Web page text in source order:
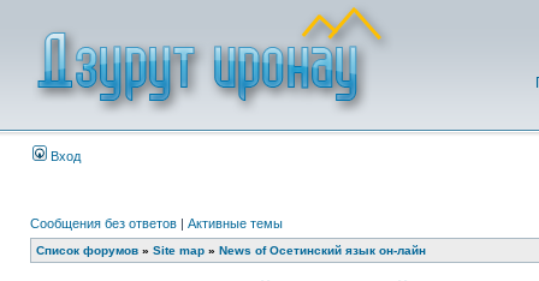
Вход
Сообщения без ответов | Активные темы
Список форумов » Site map » News of Осетинский язык он-лайн